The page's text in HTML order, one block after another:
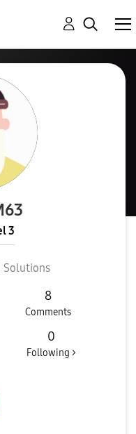
3
Solutions
8
Comments
0
Following >